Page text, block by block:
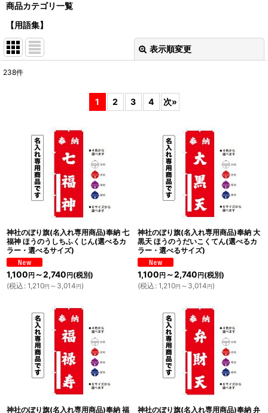
商品カテゴリ一覧
【用語集】
表示順変更
並び順:
238件
1 2 3 4 次»
神社のぼり旗(名入れ専用商品)奉納 七
福神 ほうのうしちふくじん(選べるカ
ラー・選べるサイズ)
1,100 円 ～2,740 円 (税別)
(税込 : 1,210円 ～3,014円)
神社のぼり旗(名入れ専用商品)奉納 大
黒天 ほうのうだいこくてん(選べるカ
ラー・選べるサイズ)
1,100 円 ～2,740 円 (税別)
(税込 : 1,210円 ～3,014円)
神社のぼり旗(名入れ専用商品)奉納 福
神社のぼり旗(名入れ専用商品)奉納 弁